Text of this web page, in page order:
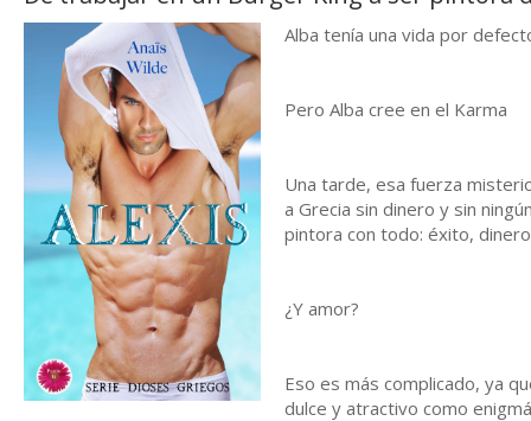
Alba tenía una vida por
Pero Alba cree en el Karma
Una tarde, esa fuerza
a Grecia sin dinero y sin
pintora con todo: éxito,
¿Y amor?
Eso es más complicado, ya
dulce y atractivo como